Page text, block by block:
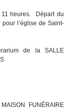
heures. Départ du
l’église de Saint-
de la SALLE
FUNÉRAIRE